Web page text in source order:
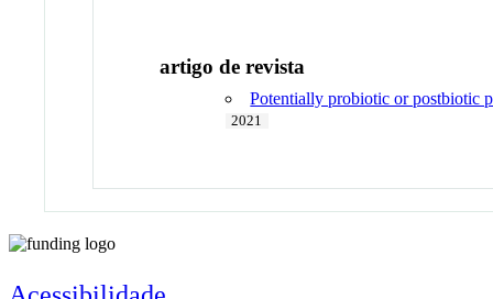
artigo de revista
Potentially probiotic or postbiotic
2021